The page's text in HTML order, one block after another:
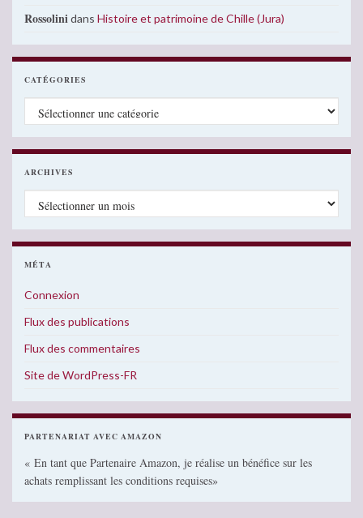
Rossolinidans Histoire et patrimoine de Chille (Jura)
CATÉGORIES
Catégories
ARCHIVES
Archives
MÉTA
Connexion
Flux des publications
Flux des commentaires
Site de WordPress-FR
PARTENARIAT AVEC AMAZON
« En tant que Partenaire Amazon, je réalise un bénéfice sur les
achats remplissant les conditions requises»